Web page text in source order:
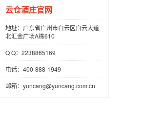
云仓酒庄官网
地址：广东省广州市白云区白云大道
北汇金广场A栋610
Q Q：2238865169
电话：400-888-1949
邮箱：yuncang@yuncang.com.cn